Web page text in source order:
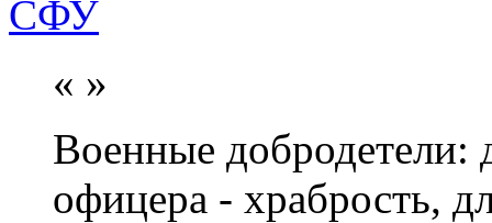
« »
Военные добродетели:
офицера - храбрость,